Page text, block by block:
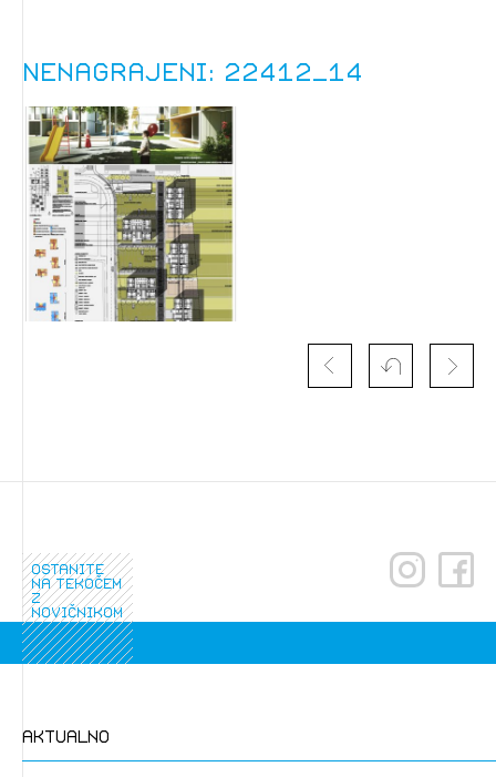
Izbrana vsebina je namenjena le ZAPS
registriranim uporabnikom. Da lahko do nje
dostopate, se je potrebno prijaviti.
PRIJAVITE SE
Nenagrajeni: 22412_14
ostanite
na tekočem
z
novičnikom
aktualno